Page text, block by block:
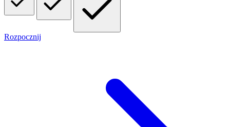
Rozpocznij